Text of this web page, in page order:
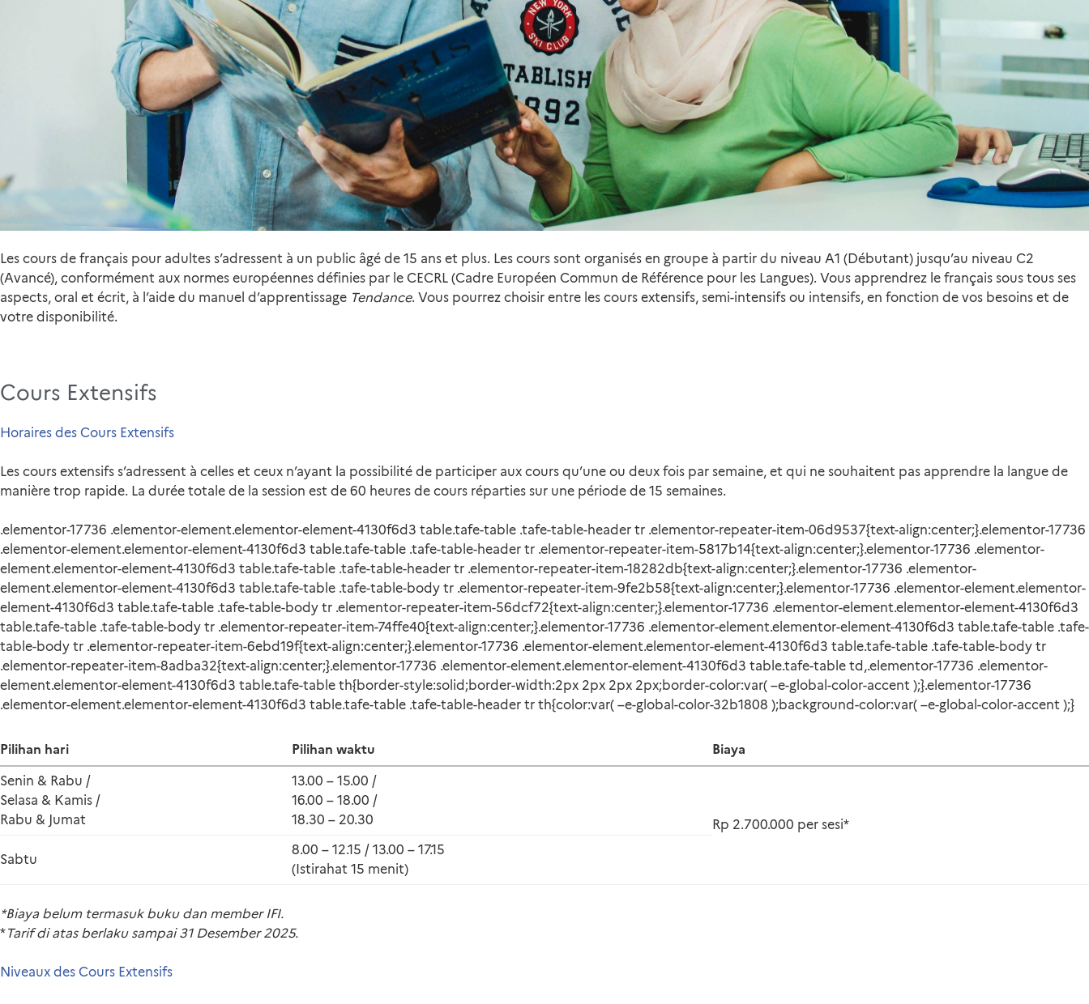
Les cours de français pour adultes s’adressent à un public âgé de 15 ans et plus. Les cours sont organisés en groupe à partir du niveau A1 (Débutant) jusqu’au niveau C2
(Avancé), conformément aux normes européennes définies par le CECRL (Cadre Européen Commun de Référence pour les Langues). Vous apprendrez le français sous tous ses
aspects, oral et écrit, à l’aide du manuel d’apprentissage Tendance. Vous pourrez choisir entre les cours extensifs, semi-intensifs ou intensifs, en fonction de vos besoins et de
votre disponibilité.
Cours Extensifs
Horaires des Cours Extensifs
Les cours extensifs s’adressent à celles et ceux n’ayant la possibilité de participer aux cours qu’une ou deux fois par semaine, et qui ne souhaitent pas apprendre la langue de
manière trop rapide. La durée totale de la session est de 60 heures de cours réparties sur une période de 15 semaines.
.elementor-17736 .elementor-element.elementor-element-4130f6d3 table.tafe-table .tafe-table-header tr .elementor-repeater-item-06d9537{text-align:center;}.elementor-17736
.elementor-element.elementor-element-4130f6d3 table.tafe-table .tafe-table-header tr .elementor-repeater-item-5817b14{text-align:center;}.elementor-17736 .elementor-
element.elementor-element-4130f6d3 table.tafe-table .tafe-table-header tr .elementor-repeater-item-18282db{text-align:center;}.elementor-17736 .elementor-
element.elementor-element-4130f6d3 table.tafe-table .tafe-table-body tr .elementor-repeater-item-9fe2b58{text-align:center;}.elementor-17736 .elementor-element.elementor-
element-4130f6d3 table.tafe-table .tafe-table-body tr .elementor-repeater-item-56dcf72{text-align:center;}.elementor-17736 .elementor-element.elementor-element-4130f6d3
table.tafe-table .tafe-table-body tr .elementor-repeater-item-74ffe40{text-align:center;}.elementor-17736 .elementor-element.elementor-element-4130f6d3 table.tafe-table .tafe-
table-body tr .elementor-repeater-item-6ebd19f{text-align:center;}.elementor-17736 .elementor-element.elementor-element-4130f6d3 table.tafe-table .tafe-table-body tr
.elementor-repeater-item-8adba32{text-align:center;}.elementor-17736 .elementor-element.elementor-element-4130f6d3 table.tafe-table td,.elementor-17736 .elementor-
element.elementor-element-4130f6d3 table.tafe-table th{border-style:solid;border-width:2px 2px 2px 2px;border-color:var( –e-global-color-accent );}.elementor-17736
.elementor-element.elementor-element-4130f6d3 table.tafe-table .tafe-table-header tr th{color:var( –e-global-color-32b1808 );background-color:var( –e-global-color-accent );}
Pilihan hari Pilihan waktu Biaya
Senin & Rabu /
Selasa & Kamis /
Rabu & Jumat
13.00 – 15.00 /
16.00 – 18.00 /
18.30 – 20.30
Rp 2.700.000 per sesi*
Sabtu
8.00 – 12.15 / 13.00 – 17.15
(Istirahat 15 menit)
*Biaya belum termasuk buku dan member IFI.
*Tarif di atas berlaku sampai 31 Desember 2025.
Niveaux des Cours Extensifs